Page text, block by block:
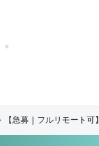
【急募｜フルリモート